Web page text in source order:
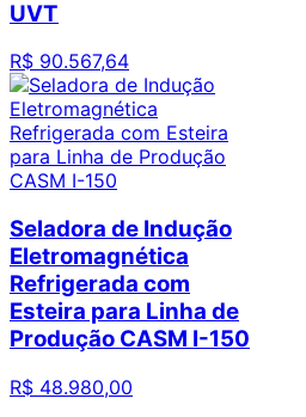
UVT
R$ 90.567,64
Seladora de Indução
Eletromagnética
Refrigerada com
Esteira para Linha de
Produção CASM I-150
R$ 48.980,00